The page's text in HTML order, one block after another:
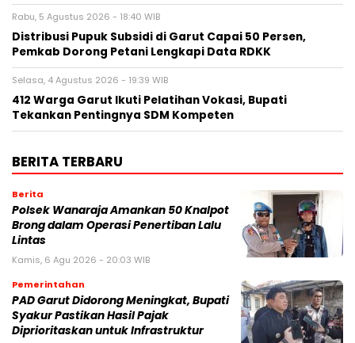
Rabu, 5 Agustus 2026 - 18:40 WIB
Distribusi Pupuk Subsidi di Garut Capai 50 Persen,
Pemkab Dorong Petani Lengkapi Data RDKK
Selasa, 4 Agustus 2026 - 19:39 WIB
412 Warga Garut Ikuti Pelatihan Vokasi, Bupati
Tekankan Pentingnya SDM Kompeten
BERITA TERBARU
Berita
Polsek Wanaraja Amankan 50 Knalpot
Brong dalam Operasi Penertiban Lalu
Lintas
Kamis, 6 Agu 2026 - 20:03 WIB
Pemerintahan
PAD Garut Didorong Meningkat, Bupati
Syakur Pastikan Hasil Pajak
Diprioritaskan untuk Infrastruktur